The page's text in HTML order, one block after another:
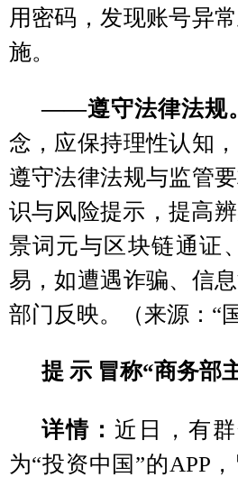
用密码，发现账号异
施。
——遵守法律法规
念，应保持理性认知
遵守法律法规与监管
识与风险提示，提高
景词元与区块链通证
易，如遭遇诈骗、信
部门反映。（来源：“
提 示冒称“商务部
详情：近日，有
为“投资中国”的APP